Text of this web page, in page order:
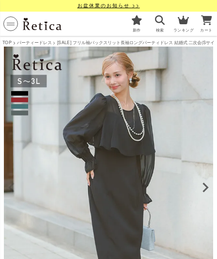
お盆休業のお知らせ >>
新作 検索 ランキング カート
TOP パーティードレス [SALE] フリル袖バックスリット長袖ロングパーティドレス 結婚式 二次会(Sサ